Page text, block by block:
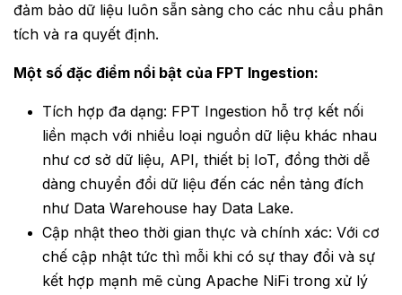
đảm bảo dữ liệu luôn sẵn sàng cho các nhu cầu phân
tích và ra quyết định.
Một số đặc điểm nổi bật của FPT Ingestion:
Tích hợp đa dạng: FPT Ingestion hỗ trợ kết nối
liền mạch với nhiều loại nguồn dữ liệu khác nhau
như cơ sở dữ liệu, API, thiết bị IoT, đồng thời dễ
dàng chuyển đổi dữ liệu đến các nền tảng đích
như Data Warehouse hay Data Lake.
Cập nhật theo thời gian thực và chính xác: Với cơ
chế cập nhật tức thì mỗi khi có sự thay đổi và sự
kết hợp mạnh mẽ cùng Apache NiFi trong xử lý